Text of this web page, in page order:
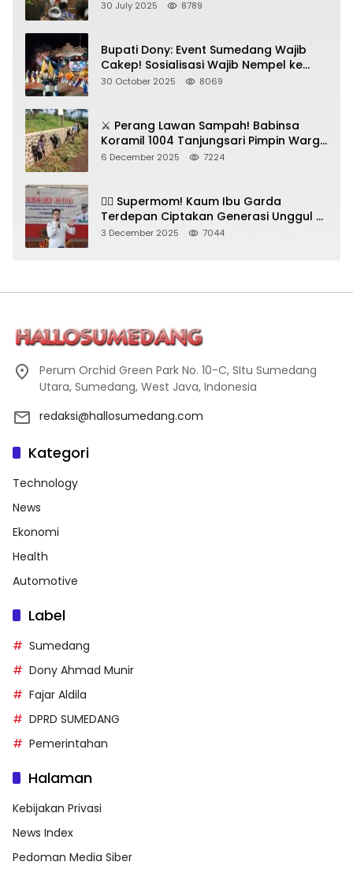
Gadungan Pemeras Kades
30 July 2025 8789
Bupati Dony: Event Sumedang Wajib
Cakep! Sosialisasi Wajib Nempel ke
Seni Budaya!
30 October 2025 8069
⚔️ Perang Lawan Sampah! Babinsa
Koramil 1004 Tanjungsari Pimpin Warga
Bersihkan Gorong-Gorong & Plastik
6 December 2025 7224
🦸‍♀️ Supermom! Kaum Ibu Garda
Terdepan Ciptakan Generasi Unggul di
Sumedang
3 December 2025 7044
Perum Orchid Green Park No. 10-C, SItu Sumedang
Utara, Sumedang, West Java, Indonesia
redaksi@hallosumedang.com
Kategori
Technology
News
Ekonomi
Health
Automotive
Label
Sumedang
Dony Ahmad Munir
Fajar Aldila
DPRD SUMEDANG
Pemerintahan
Halaman
Kebijakan Privasi
News Index
Pedoman Media Siber